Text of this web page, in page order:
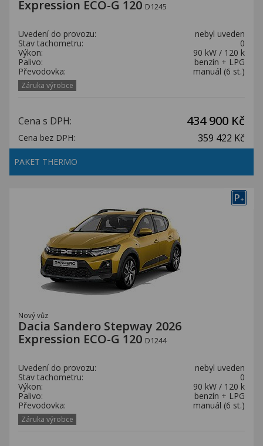
Expression ECO-G 120 D1245
Uvedení do provozu:
nebyl uveden
Stav tachometru:
0
Výkon:
90 kW / 120 k
Palivo:
benzín + LPG
Převodovka:
manuál (6 st.)
Záruka výrobce
Cena s DPH: 434 900 Kč
Cena bez DPH: 359 422 Kč
PAKET THERMO
P+
Nový vůz
Dacia Sandero Stepway 2026
Expression ECO-G 120 D1244
Uvedení do provozu:
nebyl uveden
Stav tachometru:
0
Výkon:
90 kW / 120 k
Palivo:
benzín + LPG
Převodovka:
manuál (6 st.)
Záruka výrobce